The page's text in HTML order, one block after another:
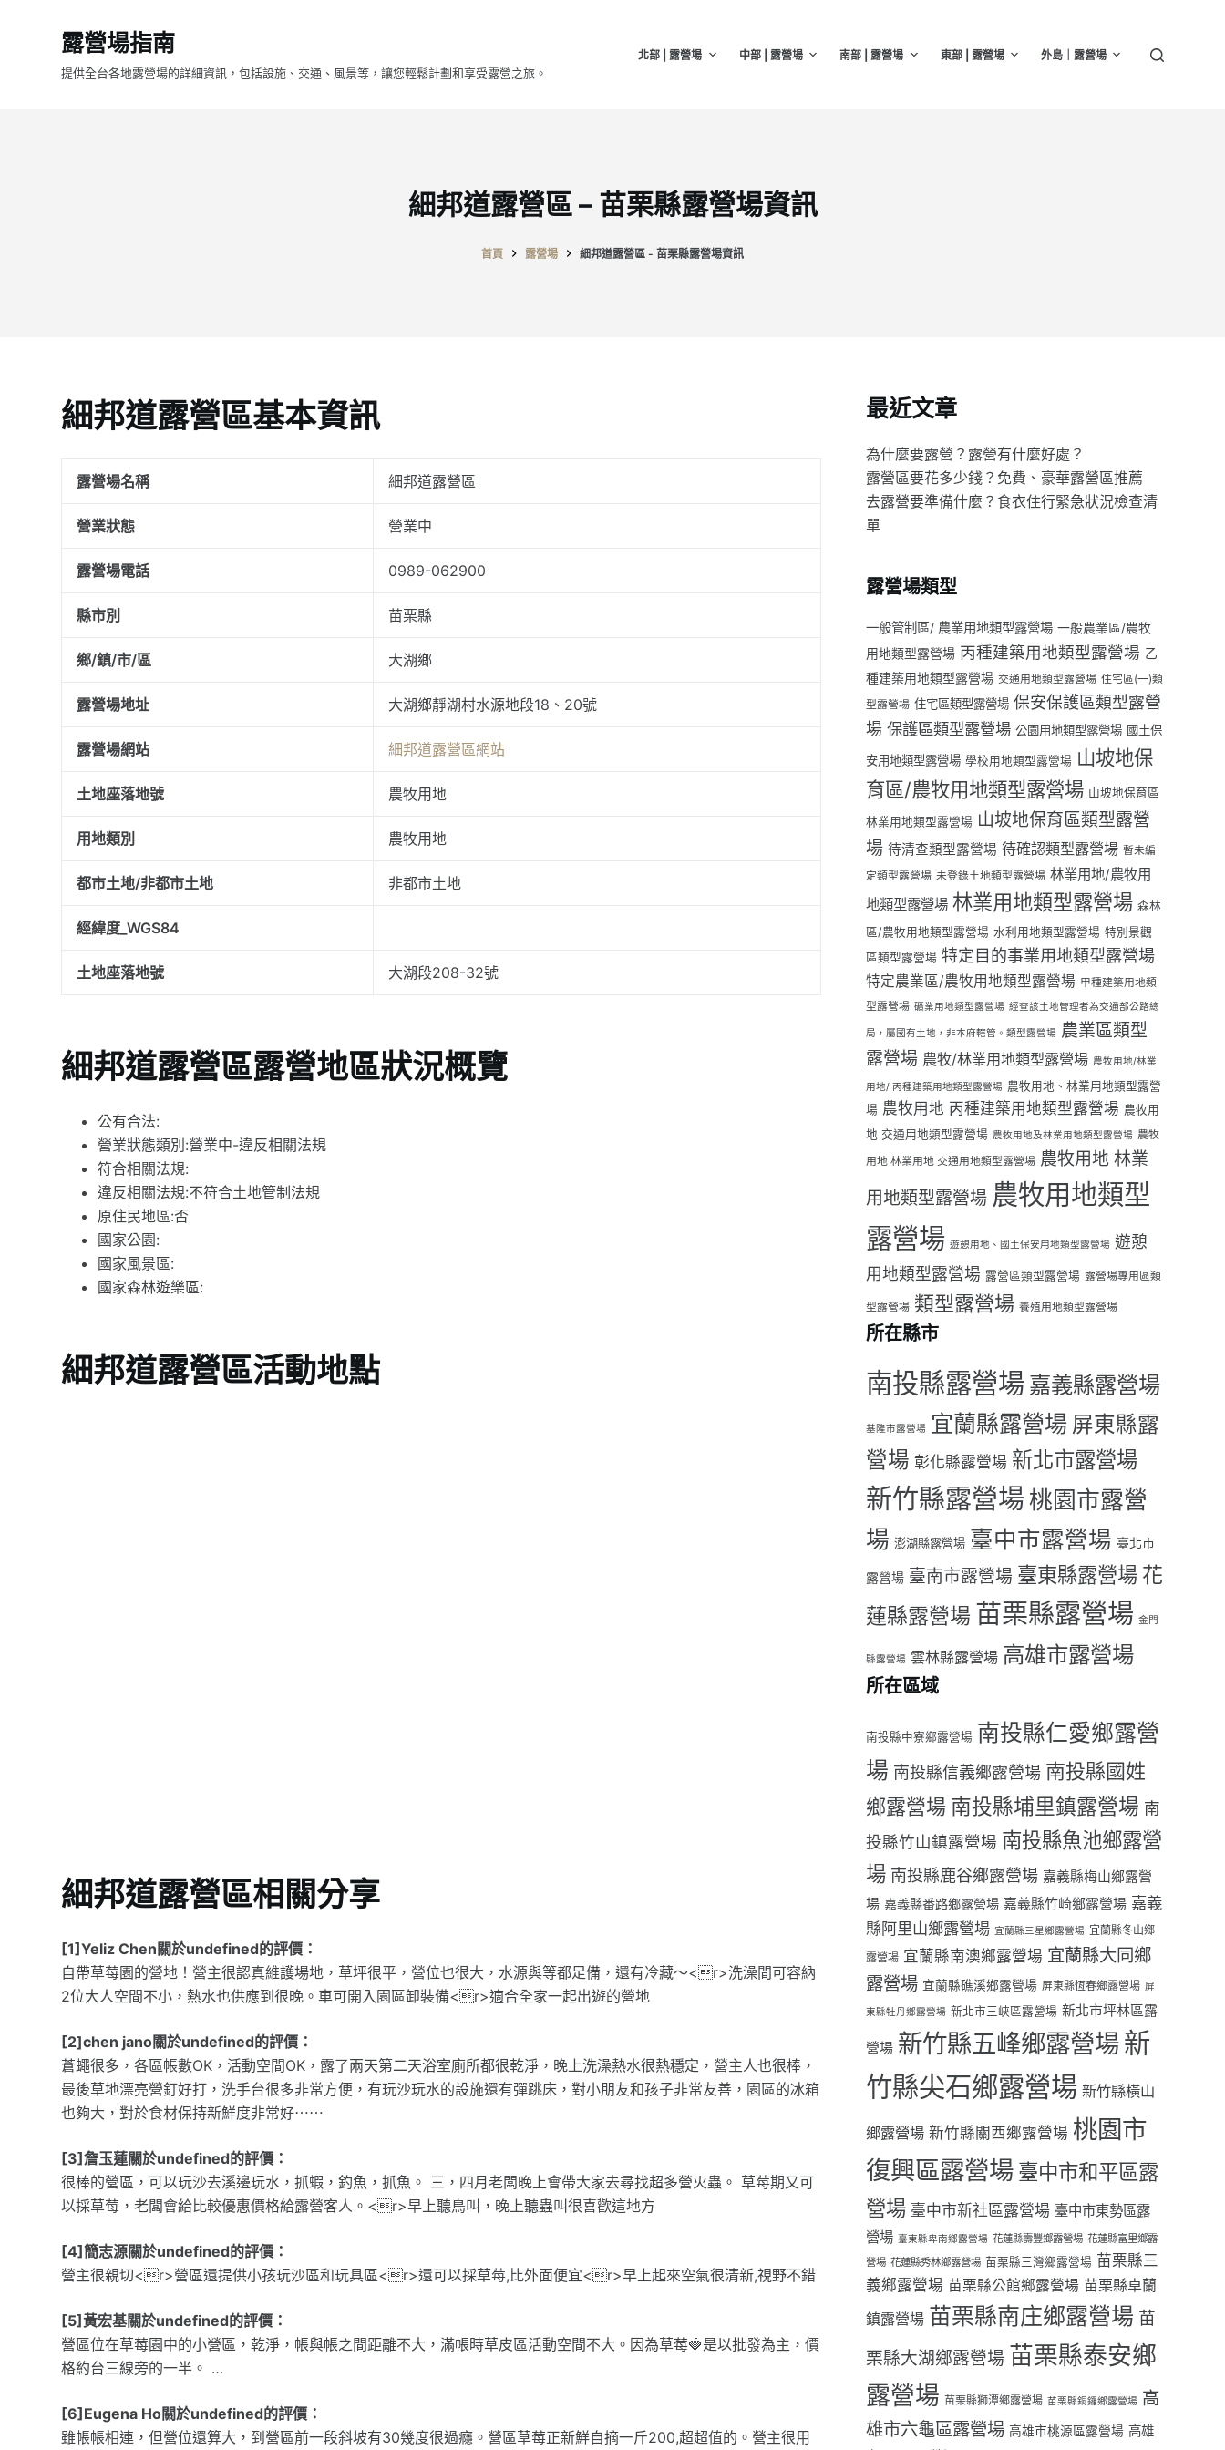
露營場指南
提供全台各地露營場的詳細資訊，包括設施、交通、風景等，讓您輕鬆計劃和享受露營之旅。
北部 | 露營場 中部 | 露營場 南部 | 露營場 東部 | 露營場 外島｜露營場
細邦道露營區 – 苗栗縣露營場資訊
首頁 露營場 細邦道露營區 - 苗栗縣露營場資訊
細邦道露營區基本資訊
露營場名稱 細邦道露營區
營業狀態 營業中
露營場電話 0989-062900
縣市別 苗栗縣
鄉/鎮/市/區 大湖鄉
露營場地址 大湖鄉靜湖村水源地段18、20號
露營場網站 細邦道露營區網站
土地座落地號 農牧用地
用地類別 農牧用地
都市土地/非都市土地 非都市土地
經緯度_WGS84
土地座落地號 大湖段208-32號
細邦道露營區露營地區狀況概覽
公有合法:
營業狀態類別:營業中-違反相關法規
符合相關法規:
違反相關法規:不符合土地管制法規
原住民地區:否
國家公園:
國家風景區:
國家森林遊樂區:
細邦道露營區活動地點
細邦道露營區相關分享
[1]Yeliz Chen關於undefined的評價：
自帶草莓園的營地！營主很認真維護場地，草坪很平，營位也很大，水源與等都足備，還有冷藏～<r>洗澡間可容納
2位大人空間不小，熱水也供應到很晚。車可開入園區卸裝備<r>適合全家一起出遊的營地
[2]chen jano關於undefined的評價：
蒼蠅很多，各區帳數OK，活動空間OK，露了兩天第二天浴室廁所都很乾淨，晚上洗澡熱水很熱穩定，營主人也很棒，
最後草地漂亮營釘好打，洗手台很多非常方便，有玩沙玩水的設施還有彈跳床，對小朋友和孩子非常友善，園區的冰箱
也夠大，對於食材保持新鮮度非常好⋯⋯
[3]詹玉蓮關於undefined的評價：
很棒的營區，可以玩沙去溪邊玩水，抓蝦，釣魚，抓魚。 三，四月老闆晚上會帶大家去尋找超多營火蟲。 草莓期又可
以採草莓，老闆會給比較優惠價格給露營客人。<r>早上聽鳥叫，晚上聽蟲叫很喜歡這地方
[4]簡志源關於undefined的評價：
營主很親切<r>營區還提供小孩玩沙區和玩具區<r>還可以採草莓,比外面便宜<r>早上起來空氣很清新,視野不錯
[5]黃宏基關於undefined的評價：
營區位在草莓園中的小營區，乾淨，帳與帳之間距離不大，滿帳時草皮區活動空間不大。因為草莓🍓是以批發為主，價
格約台三線旁的一半。 …
[6]Eugena Ho關於undefined的評價：
雖帳帳相連，但營位還算大，到營區前一段斜坡有30幾度很過癮。營區草莓正新鮮自摘一斤200,超超值的。營主很用
最近文章
為什麼要露營？露營有什麼好處？
露營區要花多少錢？免費、豪華露營區推薦
去露營要準備什麼？食衣住行緊急狀況檢查清
單
露營場類型
一般管制區/ 農業用地類型露營場 一般農業區/農牧
用地類型露營場 丙種建築用地類型露營場 乙
種建築用地類型露營場 交通用地類型露營場 住宅區(一)類
型露營場 住宅區類型露營場 保安保護區類型露營
場 保護區類型露營場 公園用地類型露營場 國土保
安用地類型露營場 學校用地類型露營場 山坡地保
育區/農牧用地類型露營場 山坡地保育區
林業用地類型露營場 山坡地保育區類型露營
場 待清查類型露營場 待確認類型露營場 暫未編
定類型露營場 未登錄土地類型露營場 林業用地/農牧用
地類型露營場 林業用地類型露營場 森林
區/農牧用地類型露營場 水利用地類型露營場 特別景觀
區類型露營場 特定目的事業用地類型露營場
特定農業區/農牧用地類型露營場 甲種建築用地類
型露營場 礦業用地類型露營場 經查該土地管理者為交通部公路總
局，屬國有土地，非本府轄管。類型露營場 農業區類型
露營場 農牧/林業用地類型露營場 農牧用地/林業
用地/ 丙種建築用地類型露營場 農牧用地、林業用地類型露營
場 農牧用地 丙種建築用地類型露營場 農牧用
地 交通用地類型露營場 農牧用地及林業用地類型露營場 農牧
用地 林業用地 交通用地類型露營場 農牧用地 林業
用地類型露營場 農牧用地類型
露營場 遊憩用地、國土保安用地類型露營場 遊憩
用地類型露營場 露營區類型露營場 露營場專用區類
型露營場 類型露營場 養殖用地類型露營場
所在縣市
南投縣露營場 嘉義縣露營場
基隆市露營場 宜蘭縣露營場 屏東縣露
營場 彰化縣露營場 新北市露營場
新竹縣露營場 桃園市露營
場 澎湖縣露營場 臺中市露營場 臺北市
露營場 臺南市露營場 臺東縣露營場 花
蓮縣露營場 苗栗縣露營場 金門
縣露營場 雲林縣露營場 高雄市露營場
所在區域
南投縣中寮鄉露營場 南投縣仁愛鄉露營
場 南投縣信義鄉露營場 南投縣國姓
鄉露營場 南投縣埔里鎮露營場 南
投縣竹山鎮露營場 南投縣魚池鄉露營
場 南投縣鹿谷鄉露營場 嘉義縣梅山鄉露營
場 嘉義縣番路鄉露營場 嘉義縣竹崎鄉露營場 嘉義
縣阿里山鄉露營場 宜蘭縣三星鄉露營場 宜蘭縣冬山鄉
露營場 宜蘭縣南澳鄉露營場 宜蘭縣大同鄉
露營場 宜蘭縣礁溪鄉露營場 屏東縣恆春鄉露營場 屏
東縣牡丹鄉露營場 新北市三峽區露營場 新北市坪林區露
營場 新竹縣五峰鄉露營場新
竹縣尖石鄉露營場 新竹縣橫山
鄉露營場 新竹縣關西鄉露營場 桃園市
復興區露營場 臺中市和平區露
營場 臺中市新社區露營場 臺中市東勢區露
營場 臺東縣卑南鄉露營場 花蓮縣壽豐鄉露營場 花蓮縣富里鄉露
營場 花蓮縣秀林鄉露營場 苗栗縣三灣鄉露營場 苗栗縣三
義鄉露營場 苗栗縣公館鄉露營場 苗栗縣卓蘭
鎮露營場 苗栗縣南庄鄉露營場 苗
栗縣大湖鄉露營場 苗栗縣泰安鄉
露營場 苗栗縣獅潭鄉露營場 苗栗縣銅鑼鄉露營場 高
雄市六龜區露營場 高雄市桃源區露營場 高雄